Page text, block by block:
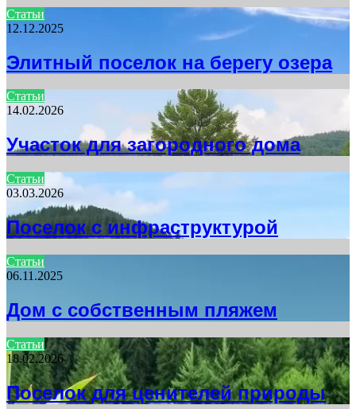
Статьи
12.12.2025
Элитный поселок на берегу озера
Статьи
14.02.2026
Участок для загородного дома
Статьи
03.03.2026
Поселок с инфраструктурой
Статьи
06.11.2025
Дом с собственным пляжем
Статьи
18.02.2026
Поселок для ценителей природы